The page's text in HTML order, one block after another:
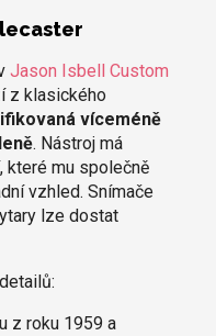
Jason Isbell Custom
z klasického
víceméně
. Nástroj má
které mu společně
vzhled. Snímače
lze dostat
z roku 1959 a